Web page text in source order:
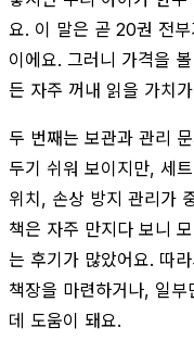
요. 이 말은 곧 20권 전
이에요. 그러니 가격을 볼
든 자주 꺼내 읽을 가치
두 번째는 보관과 관리
두기 쉬워 보이지만, 세
위치, 손상 방지 관리가
책은 자주 만지다 보니
는 후기가 많았어요. 따
책장을 마련하거나, 일
데 도움이 돼요.